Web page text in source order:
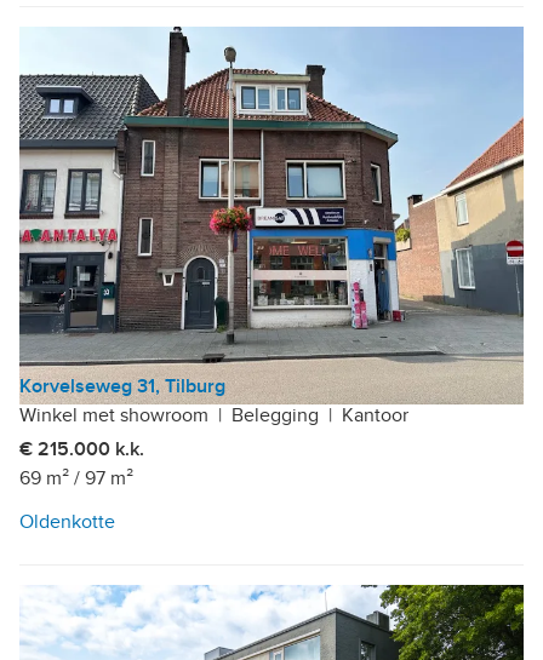
Korvelseweg 31, Tilburg
Winkel met showroom | Belegging | Kantoor
€ 215.000 k.k.
69 m² / 97 m²
Oldenkotte